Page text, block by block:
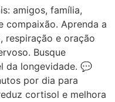
amigos, família,
compaixão. Aprenda a
respiração e oração
Busque
da longevidade. 💬
por dia para
cortisol e melhora